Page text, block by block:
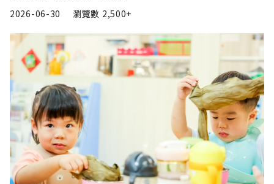
2026-06-30
瀏覽數 2,500+